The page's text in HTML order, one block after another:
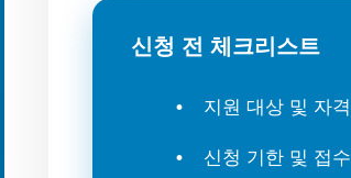
신청 전 체크리스트
지원 대상 및 자
신청 기한 및 접